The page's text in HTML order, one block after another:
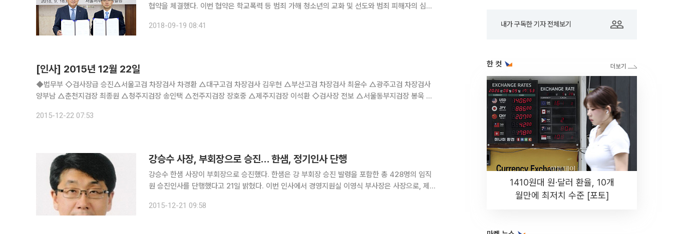
협약을 체결했다. 이번 협약은 학교폭력 등 범죄 가해 청소년의 교화 및 선도와 범죄 피해자의 심리
사회적응 지원과 더불어 학교폭력 예방을 위한 통합심리치료 프로그
2018-09-19 08:41
[인사] 2015년 12월 22일
◆법무부 ◇검사장급 승진△서울고검 차장검사 차경환 △대구고검 차장검사 김우현 △부산고검 차장검사 최윤수 △광주고검 차장검사
양부남 △춘천지검장 최종원 △청주지검장 송인택 △전주지검장 장호중 △제주지검장 이석환 ◇검사장 전보 △서울동부지검장 봉욱 △
2015-12-22 07:53
강승수 사장, 부회장으로 승진… 한샘, 정기인사 단행
강승수 한샘 사장이 부회장으로 승진했다. 한샘은 강 부회장 승진 발령을 포함한 총 428명의 임직
원 승진인사를 단행했다고 21일 밝혔다. 이번 인사에서 경영지원실 이영식 부사장은 사장으로, 제
개발실 최진호 이사는 상무로, 김태욱 장윤섭 김죽천은 이사대우에
2015-12-21 09:58
내가 구독한 기자 전체보기
한 컷
1410원대 원·달러 환율, 10개
월만에 최저치 수준 [포토]